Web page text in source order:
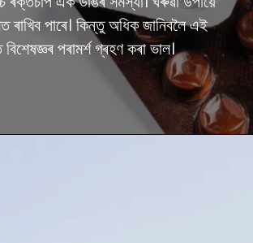
ৰাখিব পাৰে। কিন্তু অধিক জানিবলৈ এই
পৰামৰ্শ গ্ৰহণ কৰা ভাল।